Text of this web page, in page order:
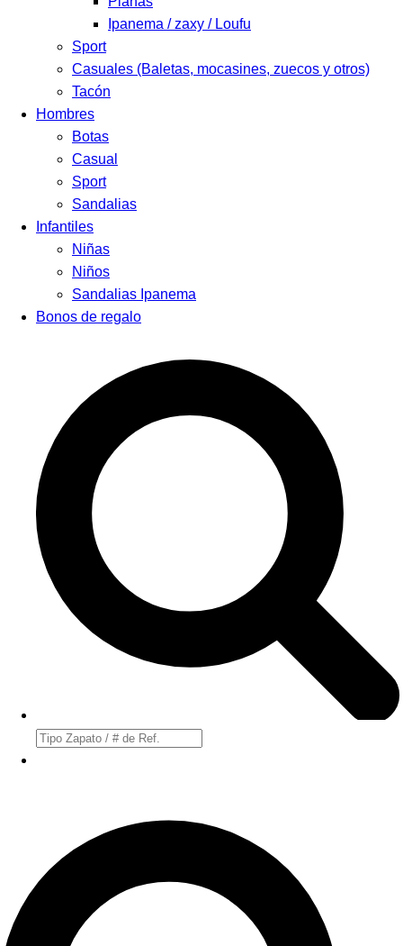
Ipanema / zaxy / Loufu
Sport
Casuales (Baletas, mocasines, zuecos y otros)
Tacón
Hombres
Botas
Casual
Sport
Sandalias
Infantiles
Niñas
Niños
Sandalias Ipanema
Bonos de regalo
Búsqueda